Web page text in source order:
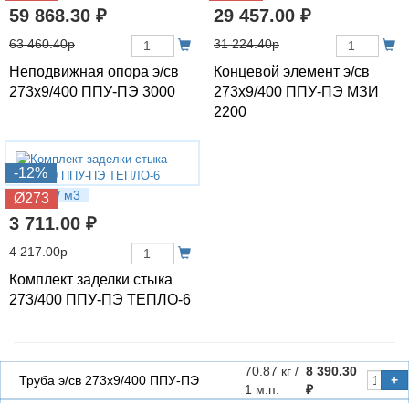
59 868.30 ₽
63 460.40р
Неподвижная опора э/св
273х9/400 ППУ-ПЭ 3000
29 457.00 ₽
31 224.40р
Концевой элемент э/св
273х9/400 ППУ-ПЭ МЗИ
2200
-12%
Ø273
8.52 кг / м3
3 711.00 ₽
4 217.00р
Комплект заделки стыка
273/400 ППУ-ПЭ ТЕПЛО-6
Труба э/св 273х9/400 ППУ-ПЭ
70.87 кг /
1 м.п.
8 390.30
₽
+